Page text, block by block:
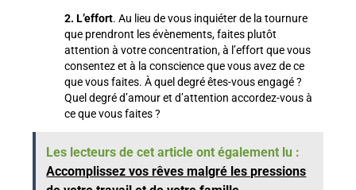
2. L’effort. Au lieu de vous inquiéter de la tournure
que prendront les évènements, faites plutôt
attention à votre concentration, à l’effort que vous
consentez et à la conscience que vous avez de ce
que vous faites. À quel degré êtes-vous engagé ?
Quel degré d’amour et d’attention accordez-vous à
ce que vous faites ?
Les lecteurs de cet article ont également lu :
Accomplissez vos rêves malgré les pressions